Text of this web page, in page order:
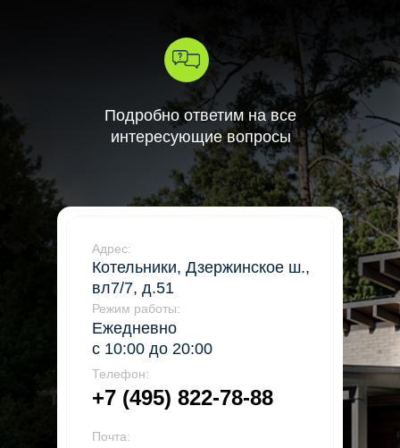
+7 (495) 822-78-88
Адрес:
Котельники, Дзержинское ш.,
вл7/7, д.51
Режим работы:
Ежедневно
с 10:00 до 20:00
Телефон:
Почта:
Подробно ответим на все
интересующие вопросы